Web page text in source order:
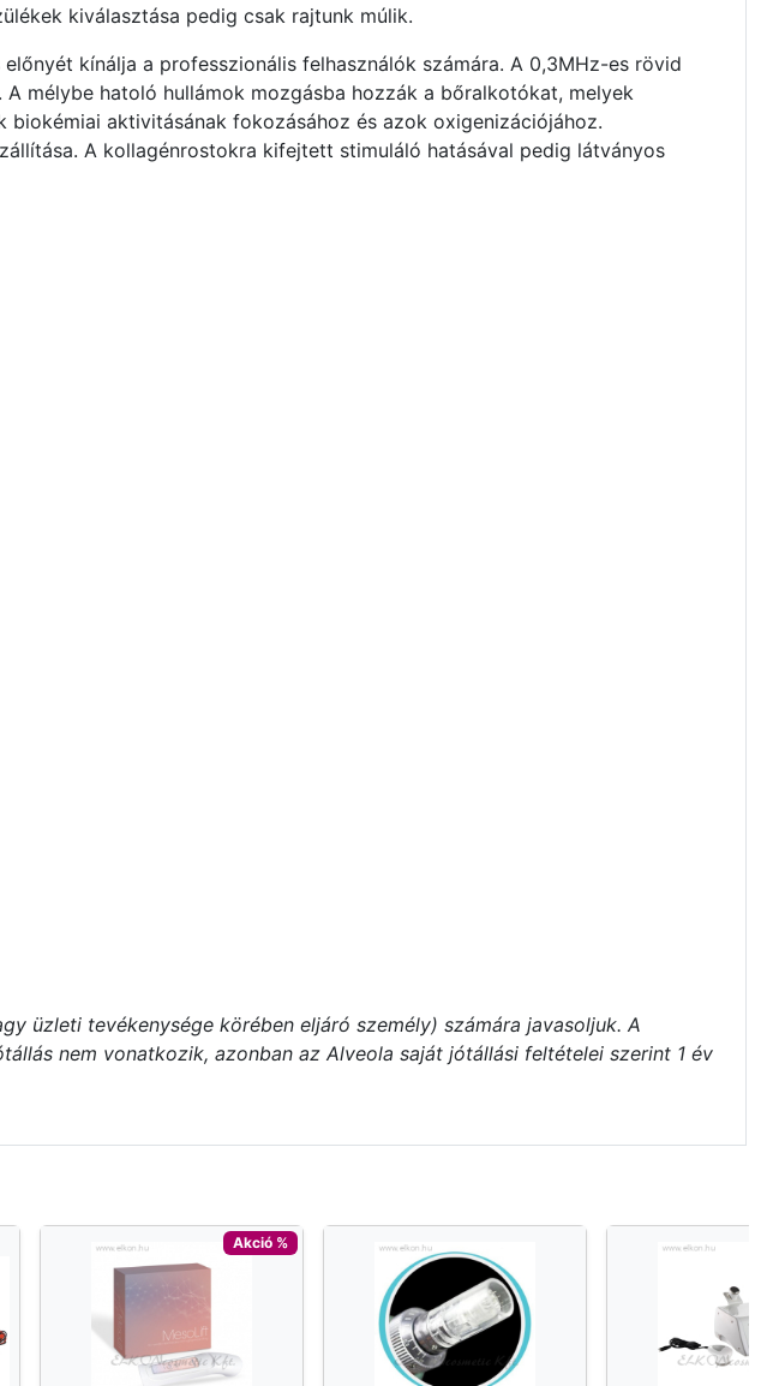
kiválasztása pedig csak rajtunk múlik.
kínálja a professzionális felhasználók számára. A 0,3MHz-es rövid
mélybe hatoló hullámok mozgásba hozzák a bőralkotókat, melyek
aktivitásának fokozásához és azok oxigenizációjához.
A kollagénrostokra kifejtett stimuláló hatásával pedig látványos
üzleti tevékenysége körében eljáró személy) számára javasoljuk. A
nem vonatkozik, azonban az Alveola saját jótállási feltételei szerint 1 év
Akció %